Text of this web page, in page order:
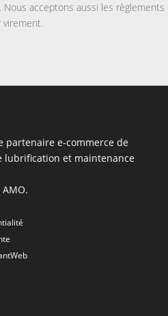
Nous acceptons aussi les règlements
virement.
partenaire e-commerce de
lubrification et maintenance